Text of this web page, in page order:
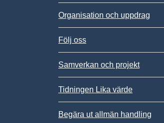
Organisation och uppdrag
Följ oss
Samverkan och projekt
Tidningen Lika värde
Begära ut allmän handling